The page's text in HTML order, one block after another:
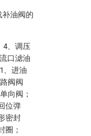
补油阀的
4、调压
口滤油
、进油
阀阀
向阀；
位弹
密封
圈；